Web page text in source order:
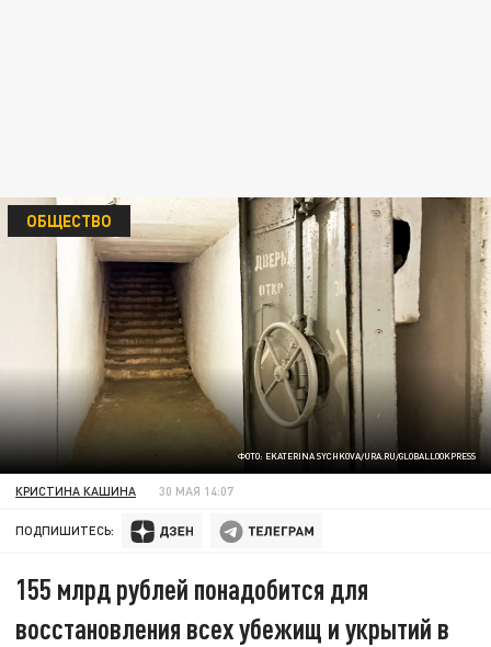
ФОТО: EKATERINA SYCHKOVA/URA.RU/GLOBALLOOKPRESS
ОБЩЕСТВО
КРИСТИНА КАШИНА 30 МАЯ 14:07
ПОДПИШИТЕСЬ:
155 млрд рублей понадобится для
восстановления всех убежищ и укрытий в